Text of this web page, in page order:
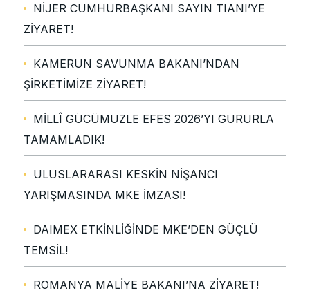
NİJER CUMHURBAŞKANI SAYIN TIANI’YE
ZİYARET!
KAMERUN SAVUNMA BAKANI’NDAN
ŞİRKETİMİZE ZİYARET!
MİLLÎ GÜCÜMÜZLE EFES 2026’YI GURURLA
TAMAMLADIK!
ULUSLARARASI KESKİN NİŞANCI
YARIŞMASINDA MKE İMZASI!
DAIMEX ETKİNLİĞİNDE MKE’DEN GÜÇLÜ
TEMSİL!
ROMANYA MALİYE BAKANI’NA ZİYARET!